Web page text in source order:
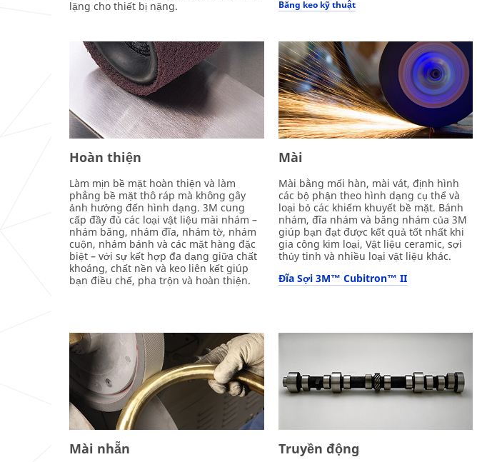
lặng cho thiết bị nặng.
Băng keo kỹ thuật
Hoàn thiện
Làm mịn bề mặt hoàn thiện và làm
phẳng bề mặt thô ráp mà không gây
ảnh hưởng đến hình dạng. 3M cung
cấp đầy đủ các loại vật liệu mài nhám –
nhám băng, nhám đĩa, nhám tờ, nhám
cuộn, nhám bánh và các mặt hàng đặc
biệt – với sự kết hợp đa dạng giữa chất
khoáng, chất nền và keo liên kết giúp
bạn điều chế, pha trộn và hoàn thiện.
Mài
Mài bằng mối hàn, mài vát, định hình
các bộ phận theo hình dạng cụ thể và
loại bỏ các khiếm khuyết bề mặt. Bánh
nhám, đĩa nhám và băng nhám của 3M
giúp bạn đạt được kết quả tốt nhất khi
gia công kim loại, Vật liệu ceramic, sợi
thủy tinh và nhiều loại vật liệu khác.
Đĩa Sợi 3M™ Cubitron™ II
Mài nhẵn Truyền động